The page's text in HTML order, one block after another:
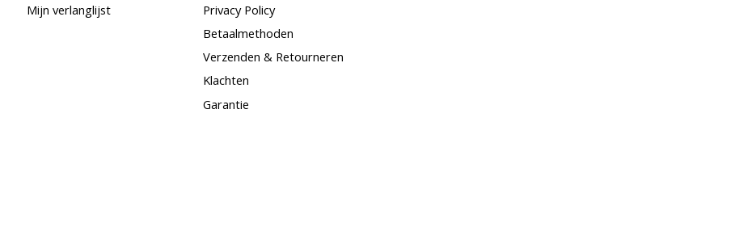
Mijn verlanglijst
Privacy Policy
Betaalmethoden
Verzenden & Retourneren
Klachten
Garantie